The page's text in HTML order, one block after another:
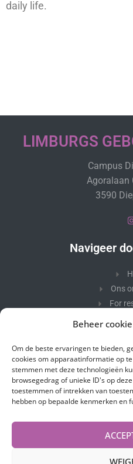
Beheer
Om de beste ervaringen te bieden,
cookies om apparaatinformatie op
stemmen met deze technologieën
browsegedrag of unieke ID's op
toestemmen of intrekken van
hebben op bepaalde kenmerken en
daily life.
LIMBURGS
Campus
Agoralaan
3590
Navigeer
Ons
For
In
Blijf op de hoogte